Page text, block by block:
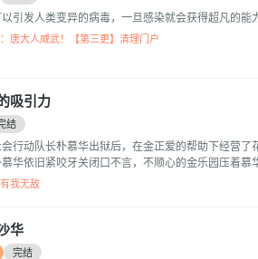
引发人类变异的病毒，一旦感染就会获得超凡的能
唐大人威武！【第三更】清理门户
吸引力
结
行动队长朴慕华出狱后，在金正爱的帮助下经营
华依旧紧咬牙关闭口不言，不顺心的金乐园压着
我无敌
华
完结